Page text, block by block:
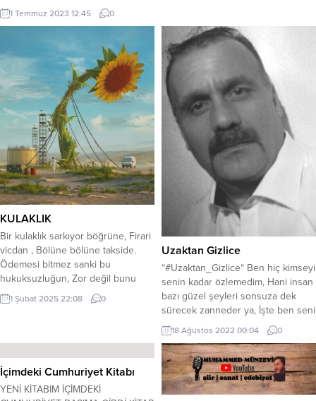
Melis, 25 Mart 2001’de Samsun’un
Bafra ilçesinde dünyaya geldim.
Uzaktan Eğitim Fakültesi Tıbbi
Sekreterlik son sınıf öğrencisiyim.
Sosyal medya üzerinden
“biyazarhanim” kullanıcı adımla
tanınırım. Yazmaya nasıl
başladığınızdan ve...
1 Temmuz 2023 12:45 0
KULAKLIK
Bir kulaklık sarkıyor böğrüne, Firari
vicdan , Bölüne bölüne takside.
Ödemesi bitmez sanki bu
hukuksuzluğun, Zor değil bunu
anlamak; Lakin steteskop bozuk
düzen. Eziliyor böcek ayak ucuyla,
istasyonunda , Aktardığım kadarını
bırakıp sana , İnmeliydim
vagondan....
1 Şubat 2025 22:08 0
Uzaktan Gizlice
“#Uzaktan_Gizlice“ Ben hiç kimseyi
senin kadar özlemedim, Hani insan
bazı güzel şeyleri sonsuza dek
sürecek zanneder ya, İşte ben seni
öyle çok sevdim, Neyse sen
ayrılmak istedin ve ayrıldık
sonunda. Biliyor musun!?..bugün
bir şey daha farkettim seninle
geçmişi özledim, Sevdiğini
özleyince insan gözlerinin içi
18 Ağustos 2022 00:04 0
İçimdeki Cumhuriyet Kitabı
YENİ KİTABIM İÇİMDEKİ